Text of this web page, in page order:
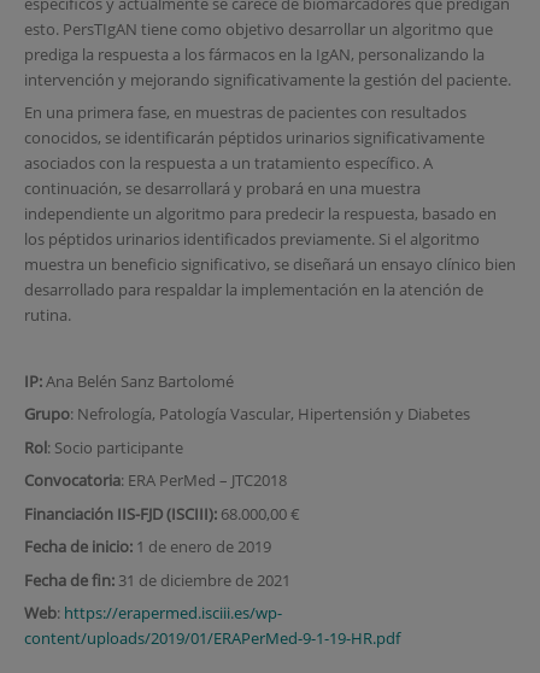
esto. PersTIgAN tiene como objetivo desarrollar un algoritmo que
prediga la respuesta a los fármacos en la IgAN, personalizando la
intervención y mejorando significativamente la gestión del paciente.
En una primera fase, en muestras de pacientes con resultados
conocidos, se identificarán péptidos urinarios significativamente
asociados con la respuesta a un tratamiento específico. A
continuación, se desarrollará y probará en una muestra
independiente un algoritmo para predecir la respuesta, basado en
los péptidos urinarios identificados previamente. Si el algoritmo
muestra un beneficio significativo, se diseñará un ensayo clínico bien
desarrollado para respaldar la implementación en la atención de
rutina.
IP:Ana Belén Sanz Bartolomé
Grupo: Nefrología, Patología Vascular, Hipertensión y Diabetes
Rol: Socio participante
Convocatoria: ERA PerMed – JTC2018
Financiación IIS-FJD (ISCIII): 68.000,00 €
Fecha de inicio:1 de enero de 2019
Fecha de fin:31 de diciembre de 2021
Web: https://erapermed.isciii.es/wp-
content/uploads/2019/01/ERAPerMed-9-1-19-HR.pdf